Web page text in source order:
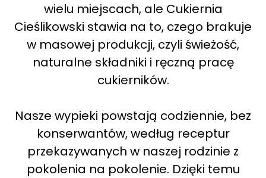
wielu miejscach, ale Cukiernia
Cieślikowski stawia na to, czego brakuje
w masowej produkcji, czyli świeżość,
naturalne składniki i ręczną pracę
cukierników.
Nasze wypieki powstają codziennie, bez
konserwantów, według receptur
przekazywanych w naszej rodzinie z
pokolenia na pokolenie. Dzięki temu